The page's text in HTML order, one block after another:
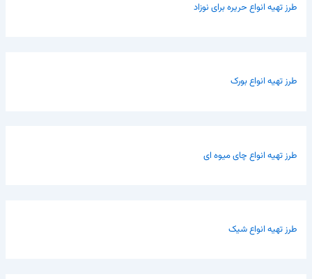
طرز تهیه انواع حریره برای نوزاد
طرز تهیه انواع بورک
طرز تهیه انواع چای میوه ای
طرز تهیه انواع شیک